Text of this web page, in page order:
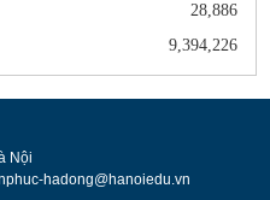
28,886
9,394,226
Nội
hadong@hanoiedu.vn